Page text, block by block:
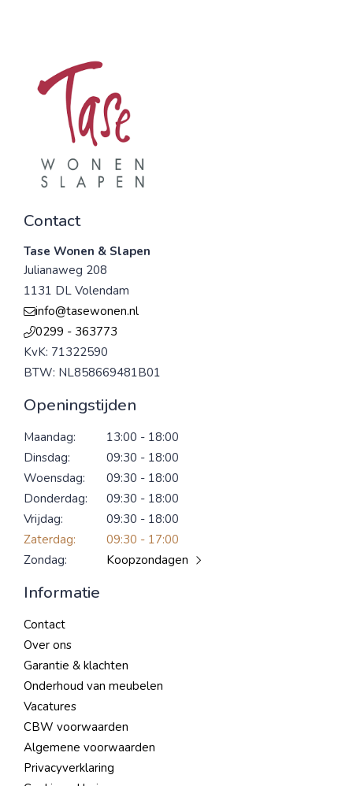
Contact
Tase Wonen & Slapen
Julianaweg 208
1131 DL Volendam
info@tasewonen.nl
0299 - 363773
KvK: 71322590
BTW: NL858669481B01
Openingstijden
Maandag:
13:00 - 18:00
Dinsdag:
09:30 - 18:00
Woensdag:
09:30 - 18:00
Donderdag:
09:30 - 18:00
Vrijdag:
09:30 - 18:00
Zaterdag:
09:30 - 17:00
Zondag:
Koopzondagen
Informatie
Contact
Over ons
Garantie & klachten
Onderhoud van meubelen
Vacatures
CBW voorwaarden
Algemene voorwaarden
Privacyverklaring